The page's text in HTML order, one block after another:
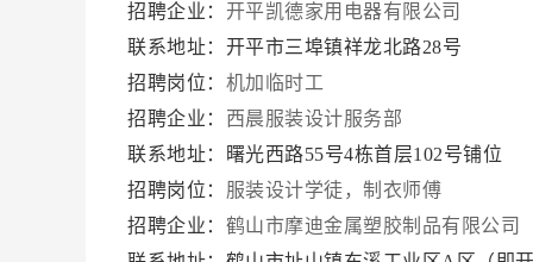
招聘企业： 开平凯德家用电器有限公司
联系地址：开平市三埠镇祥龙北路28号
招聘岗位： 机加临时工
招聘企业： 西晨服装设计服务部
联系地址：曙光西路55号4栋首层102号铺位
招聘岗位： 服装设计学徒，制衣师傅
招聘企业： 鹤山市摩迪金属塑胶制品有限公司